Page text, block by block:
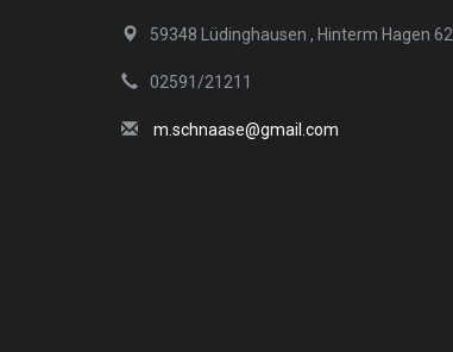
59348 Lüdinghausen , Hinterm Hagen 62
02591/21211
m.schnaase@gmail.com